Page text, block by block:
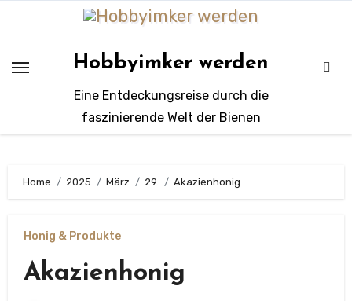
Hobbyimker werden
Eine Entdeckungsreise durch die
faszinierende Welt der Bienen
Home 2025 März 29. Akazienhonig
Honig & Produkte
Akazienhonig